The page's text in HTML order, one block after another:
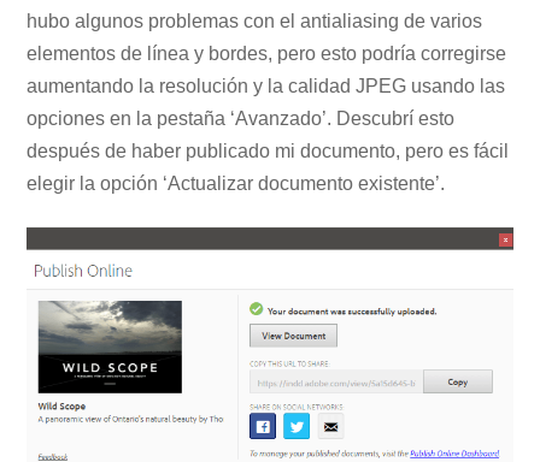
hubo algunos problemas con el antialiasing de varios
elementos de línea y bordes, pero esto podría corregirse
aumentando la resolución y la calidad JPEG usando las
opciones en la pestaña ‘Avanzado’. Descubrí esto
después de haber publicado mi documento, pero es fácil
elegir la opción ‘Actualizar documento existente’.